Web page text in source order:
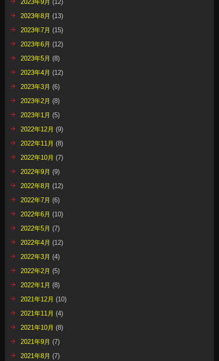
2023年9月 (12)
2023年8月 (13)
2023年7月 (15)
2023年6月 (12)
2023年5月 (8)
2023年4月 (12)
2023年3月 (6)
2023年2月 (8)
2023年1月 (5)
2022年12月 (9)
2022年11月 (8)
2022年10月 (7)
2022年9月 (9)
2022年8月 (12)
2022年7月 (6)
2022年6月 (10)
2022年5月 (7)
2022年4月 (12)
2022年3月 (4)
2022年2月 (5)
2022年1月 (8)
2021年12月 (10)
2021年11月 (4)
2021年10月 (8)
2021年9月 (7)
2021年8月 (7)